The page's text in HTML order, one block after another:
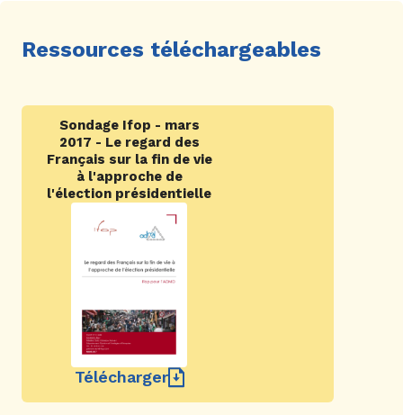
Ressources téléchargeables
Sondage Ifop - mars
2017 - Le regard des
Français sur la fin de vie
à l'approche de
l'élection présidentielle
Télécharger